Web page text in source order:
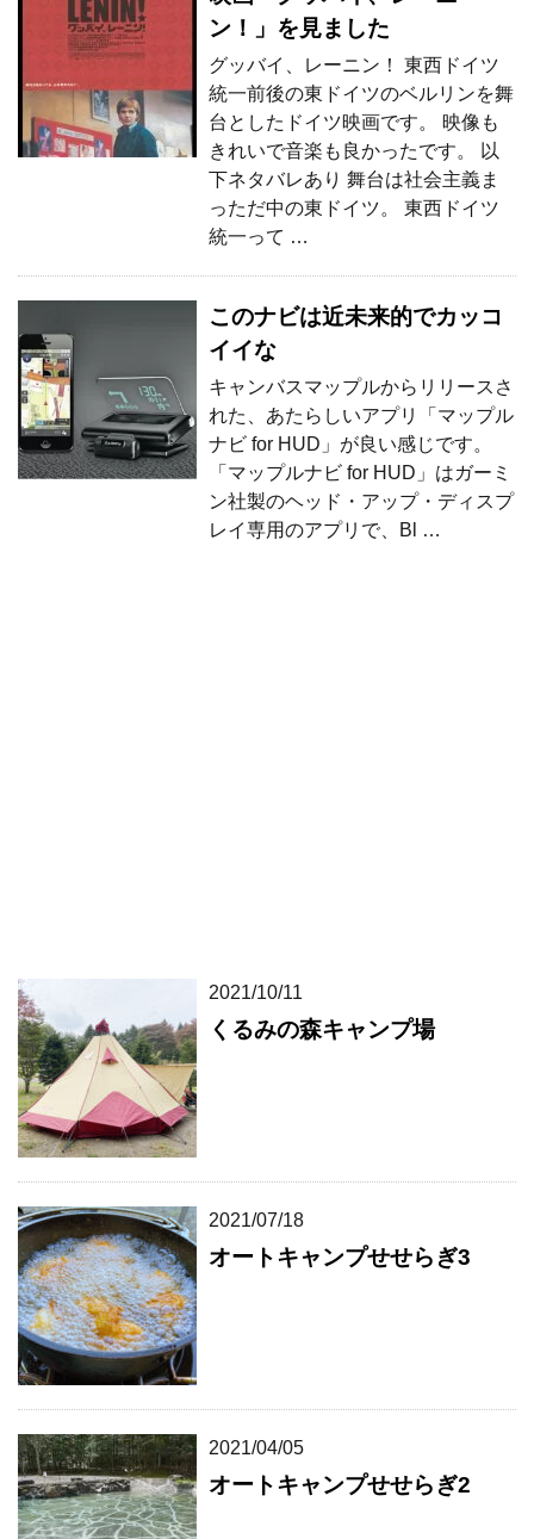
ン！」を見ました
グッバイ、レーニン！ 東西ドイツ
統一前後の東ドイツのベルリンを舞
台としたドイツ映画です。 映像も
きれいで音楽も良かったです。 以
下ネタバレあり 舞台は社会主義ま
っただ中の東ドイツ。 東西ドイツ
統一って …
このナビは近未来的でカッコ
イイな
キャンバスマップルからリリースさ
れた、あたらしいアプリ「マップル
ナビ for HUD」が良い感じです。
「マップルナビ for HUD」はガーミ
ン社製のヘッド・アップ・ディスプ
レイ専用のアプリで、Bl …
2021/10/11
くるみの森キャンプ場
2021/07/18
オートキャンプせせらぎ3
2021/04/05
オートキャンプせせらぎ2